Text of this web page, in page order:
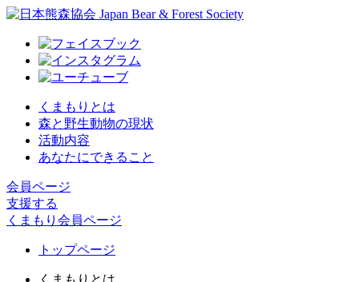
くまもりとは
森と野生動物の現状
活動内容
あなたにできること
会員ページ
支援する
くまもり会員ページ
トップページ
くまもりとは